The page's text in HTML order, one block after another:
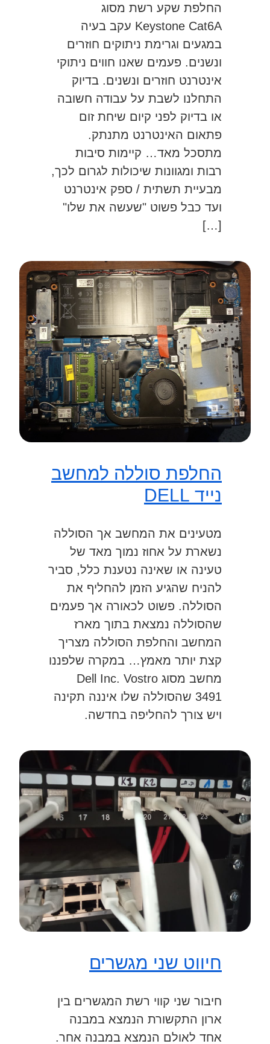
החלפת שקע רשת מסוג
Keystone Cat6A עקב בעיה
במגעים וגרימת ניתוקים חוזרים
ונשנים. פעמים שאנו חווים ניתוקי
אינטרנט חוזרים ונשנים. בדיוק
התחלנו לשבת על עבודה חשובה
או בדיוק לפני קיום שיחת זום
פתאום האינטרנט מתנתק.
מתסכל מאד… קיימות סיבות
רבות ומגוונות שיכולות לגרום לכך,
מבעיית תשתית / ספק אינטרנט
ועד כבל פשוט "שעשה את שלו"
[…]
החלפת סוללה למחשב
נייד DELL
מטעינים את המחשב אך הסוללה
נשארת על אחוז נמוך מאד של
טעינה או שאינה נטענת כלל, סביר
להניח שהגיע הזמן להחליף את
הסוללה. פשוט לכאורה אך פעמים
שהסוללה נמצאת בתוך מארז
המחשב והחלפת הסוללה מצריך
קצת יותר מאמץ… במקרה שלפננו
מחשב מסוג Dell Inc. Vostro
3491 שהסוללה שלו איננה תקינה
ויש צורך להחליפה בחדשה.
חיווט שני מגשרים
חיבור שני קווי רשת המגשרים בין
ארון התקשורת הנמצא במבנה
אחד לאולם הנמצא במבנה אחר.